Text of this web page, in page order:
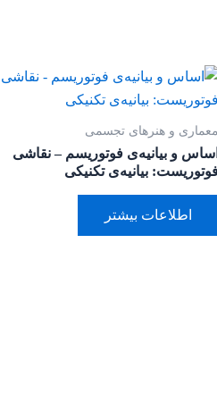
معماری و هنرهای تجسمی
اساس و بیانیه‌ی فوتوریسم – نقاشی
بیانیه‌ی تکنیکی
اطلاعات بیشتر